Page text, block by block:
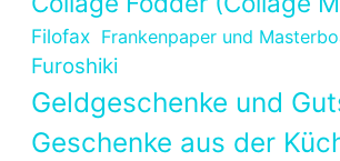
Filofax Frankenpaper und
Furoshiki
Geldgeschenke und
Geschenke aus der